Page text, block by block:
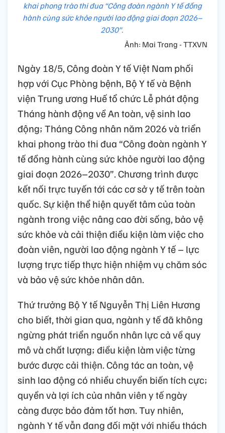
khai phong trào thi đua “Công đoàn ngành Y tế đồng
hành cùng sức khỏe người lao động giai đoạn 2026–
2030”.
Ảnh: Mai Trang - TTXVN
Ngày 18/5, Công đoàn Y tế Việt Nam phối
hợp với Cục Phòng bệnh, Bộ Y tế và Bệnh
viện Trung ương Huế tổ chức Lễ phát động
Tháng hành động về An toàn, vệ sinh lao
động; Tháng Công nhân năm 2026 và triển
khai phong trào thi đua “Công đoàn ngành Y
tế đồng hành cùng sức khỏe người lao động
giai đoạn 2026–2030”. Chương trình được
kết nối trực tuyến tới các cơ sở y tế trên toàn
quốc. Sự kiện thể hiện quyết tâm của toàn
ngành trong việc nâng cao đời sống, bảo vệ
sức khỏe và cải thiện điều kiện làm việc cho
đoàn viên, người lao động ngành Y tế – lực
lượng trực tiếp thực hiện nhiệm vụ chăm sóc
và bảo vệ sức khỏe nhân dân.
Thứ trưởng Bộ Y tế Nguyễn Thị Liên Hương
cho biết, thời gian qua, ngành y tế đã không
ngừng phát triển nguồn nhân lực cả về quy
mô và chất lượng; điều kiện làm việc từng
bước được cải thiện. Công tác an toàn, vệ
sinh lao động có nhiều chuyển biến tích cực;
quyền và lợi ích của nhân viên y tế ngày
càng được bảo đảm tốt hơn. Tuy nhiên,
ngành Y tế vẫn đang đối mặt với nhiều thách